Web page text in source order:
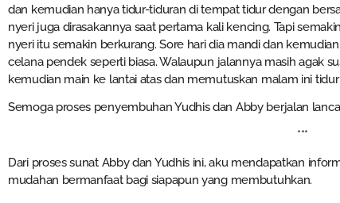
dan kemudian hanya tidur-tiduran di tempat tidur dengan
nyeri juga dirasakannya saat pertama kali kencing. Tapi
nyeri itu semakin berkurang. Sore hari dia mandi dan
celana pendek seperti biasa. Walaupun jalannya masih agak
kemudian main ke lantai atas dan memutuskan malam ini
Semoga proses penyembuhan Yudhis dan Abby berjalan
***
Dari proses sunat Abby dan Yudhis ini, aku mendapatkan
mudahan bermanfaat bagi siapapun yang membutuhkan.